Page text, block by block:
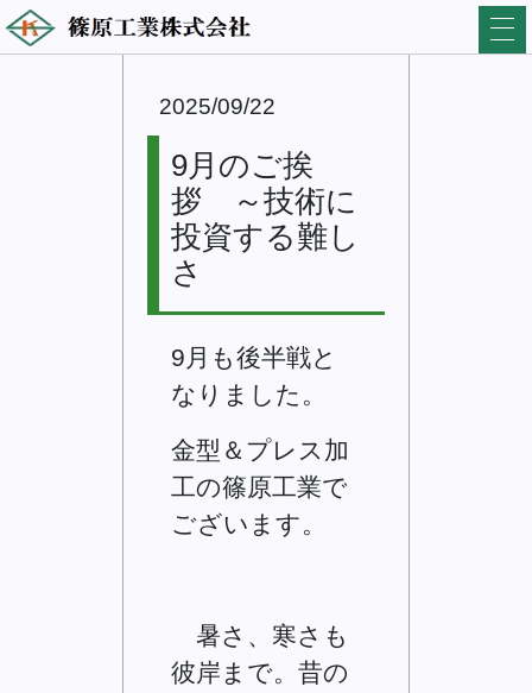
2025/09/22
9月のご挨
拶 ～技術に
投資する難し
さ
9月も後半戦と
なりました。
金型＆プレス加
工の篠原工業で
ございます。
暑さ、寒さも
彼岸まで。昔の